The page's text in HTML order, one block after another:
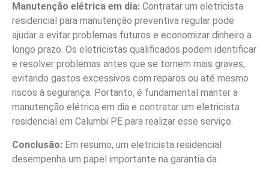
Manutenção elétrica em dia: Contratar um eletricista
residencial para manutenção preventiva regular pode
ajudar a evitar problemas futuros e economizar dinheiro a
longo prazo. Os eletricistas qualificados podem identificar
e resolver problemas antes que se tornem mais graves,
evitando gastos excessivos com reparos ou até mesmo
riscos à segurança. Portanto, é fundamental manter a
manutenção elétrica em dia e contratar um eletricista
residencial em Calumbi PE para realizar esse serviço.
Conclusão: Em resumo, um eletricista residencial
desempenha um papel importante na garantia da